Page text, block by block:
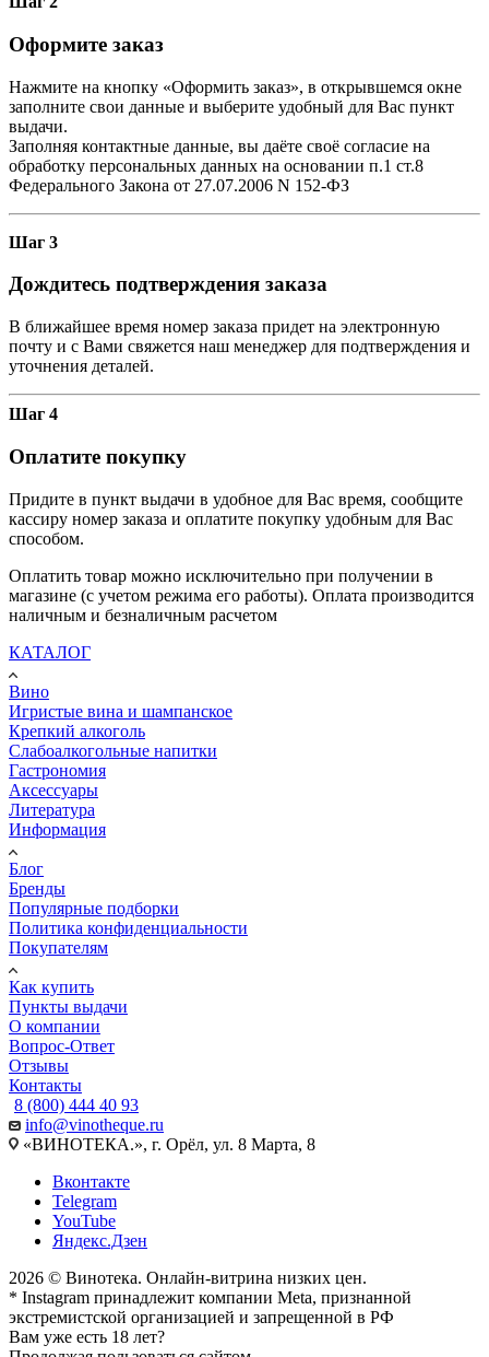
Оформите заказ
Нажмите на кнопку «Оформить заказ», в открывшемся окне
заполните свои данные и выберите удобный для Вас пункт
выдачи.
Заполняя контактные данные, вы даёте своё согласие на
обработку персональных данных на основании п.1 ст.8
Федерального Закона от 27.07.2006 N 152-ФЗ
Шаг 3
Дождитесь подтверждения заказа
В ближайшее время номер заказа придет на электронную
почту и с Вами свяжется наш менеджер для подтверждения и
уточнения деталей.
Шаг 4
Оплатите покупку
Придите в пункт выдачи в удобное для Вас время, сообщите
кассиру номер заказа и оплатите покупку удобным для Вас
способом.
Оплатить товар можно исключительно при получении в
магазине (с учетом режима его работы). Оплата производится
наличным и безналичным расчетом
КАТАЛОГ
Вино
Игристые вина и шампанское
Крепкий алкоголь
Слабоалкогольные напитки
Гастрономия
Аксессуары
Литература
Информация
Блог
Бренды
Популярные подборки
Политика конфиденциальности
Покупателям
Как купить
Пункты выдачи
О компании
Вопрос-Ответ
Отзывы
Контакты
8 (800) 444 40 93
info@vinotheque.ru
«ВИНОТЕКА.», г. Орёл, ул. 8 Марта, 8
Вконтакте
Telegram
YouTube
Яндекс.Дзен
2026 © Винотека. Онлайн-витрина низких цен.
* Instagram принадлежит компании Meta, признанной
экстремистской организацией и запрещенной в РФ
Вам уже есть 18 лет?